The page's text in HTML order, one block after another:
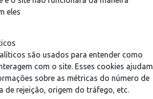
eles
são usados para entender como
com o site. Esses cookies ajudam
sobre as métricas do número de
de rejeição, origem do tráfego, etc.